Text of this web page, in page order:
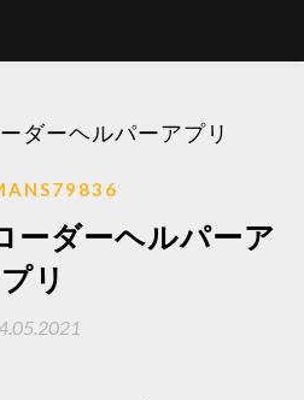
ダーヘルパーアプリ
ーダーヘルパーア
プリ